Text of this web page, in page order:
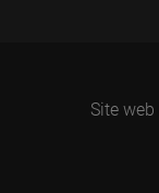
Site web